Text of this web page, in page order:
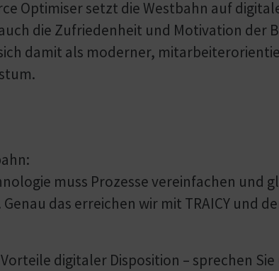
Optimiser setzt die Westbahn auf
die Zufriedenheit und Motivation der
damit als moderner,
muss Prozesse vereinfachen und
das erreichen wir mit TRAICY und
digitaler Disposition – sprechen